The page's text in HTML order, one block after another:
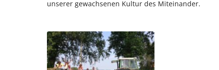
unserer gewachsenen Kultur des Miteinander.